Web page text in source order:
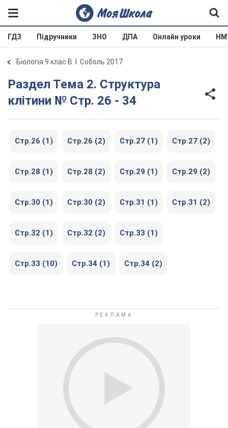
ГДЗ Підручники ЗНО ДПА Онлайн уроки
Біологія 9 клас В. І. Соболь 2017
Раздел Тема 2. Структура
клітини № Стр. 26 - 34
Стр.26 (1) Стр.26 (2) Стр.27 (1) Стр.27 (2)
Стр.28 (1) Стр.28 (2) Стр.29 (1) Стр.29 (2)
Стр.30 (1) Стр.30 (2) Стр.31 (1) Стр.31 (2)
Стр.32 (1) Стр.32 (2) Стр.33 (1)
Стр.33 (10) Стр.34 (1) Стр.34 (2)